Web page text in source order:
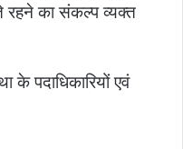
रहने का संकल्प व्यक्त
पदाधिकारियों एवं